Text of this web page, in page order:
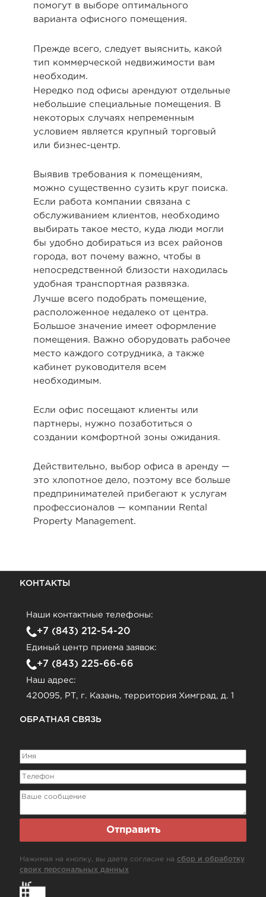
помогут в выборе оптимального
варианта офисного помещения.
Прежде всего, следует выяснить, какой
тип коммерческой недвижимости вам
необходим.
Нередко под офисы арендуют отдельные
небольшие специальные помещения. В
некоторых случаях непременным
условием является крупный торговый
или бизнес-центр.
Выявив требования к помещениям,
можно существенно сузить круг поиска.
Если работа компании связана с
обслуживанием клиентов, необходимо
выбирать такое место, куда люди могли
бы удобно добираться из всех районов
города, вот почему важно, чтобы в
непосредственной близости находилась
удобная транспортная развязка.
Лучше всего подобрать помещение,
расположенное недалеко от центра.
Большое значение имеет оформление
помещения. Важно оборудовать рабочее
место каждого сотрудника, а также
кабинет руководителя всем
необходимым.
Если офис посещают клиенты или
партнеры, нужно позаботиться о
создании комфортной зоны ожидания.
Действительно, выбор офиса в аренду —
это хлопотное дело, поэтому все больше
предпринимателей прибегают к услугам
профессионалов — компании Rental
Property Management.
КОНТАКТЫ
Наши контактные телефоны:
+7 (843) 212-54-20
Единый центр приема заявок:
+7 (843) 225-66-66
Наш адрес:
420095, РТ, г. Казань, территория Химград, д. 1
ОБРАТНАЯ СВЯЗЬ
Отправить
Нажимая на кнопку, вы даете согласие на сбор и обработку
своих персональных данных